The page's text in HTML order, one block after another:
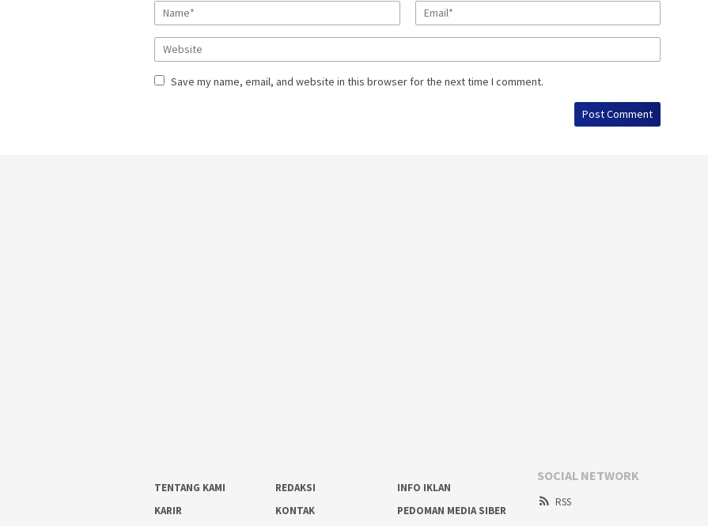
Save my name, email, and website in this browser for the next time I comment.
TENTANG KAMI REDAKSI
INFO IKLAN
KARIR
KONTAK PEDOMAN MEDIA SIBER
SOCIAL NETWORK
RSS